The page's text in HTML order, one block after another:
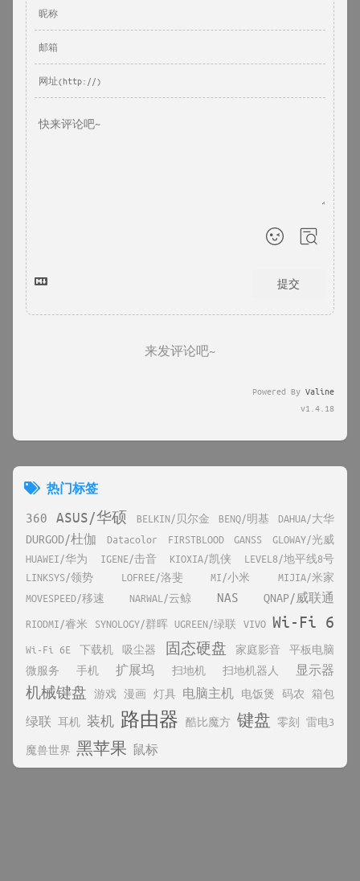
提交
来发评论吧~
Powered By Valine
v1.4.18
热门标签
360 ASUS/华硕 BELKIN/贝尔金 BENQ/明基 DAHUA/大华
DURGOD/杜伽 Datacolor FIRSTBLOOD GANSS
GLOWAY/光威
HUAWEI/华为
IGENE/击音 KIOXIA/凯侠
LEVEL8/地平线8号
LINKSYS/领势
LOFREE/洛斐 MI/小米
MIJIA/米家
MOVESPEED/移速
NARWAL/云鲸 NAS QNAP/威联通
RIODMI/睿米 SYNOLOGY/群晖 UGREEN/绿联 VIVO Wi-Fi 6
Wi-Fi 6E 下载机 吸尘器 固态硬盘 家庭影音
平板电脑
微服务
手机 扩展坞 扫地机 扫地机器人 显示器
机械键盘 游戏 漫画 灯具 电脑主机 电饭煲 码农 箱包
绿联 耳机 装机 路由器 酷比魔方 键盘 零刻 雷电3
魔兽世界 黑苹果 鼠标